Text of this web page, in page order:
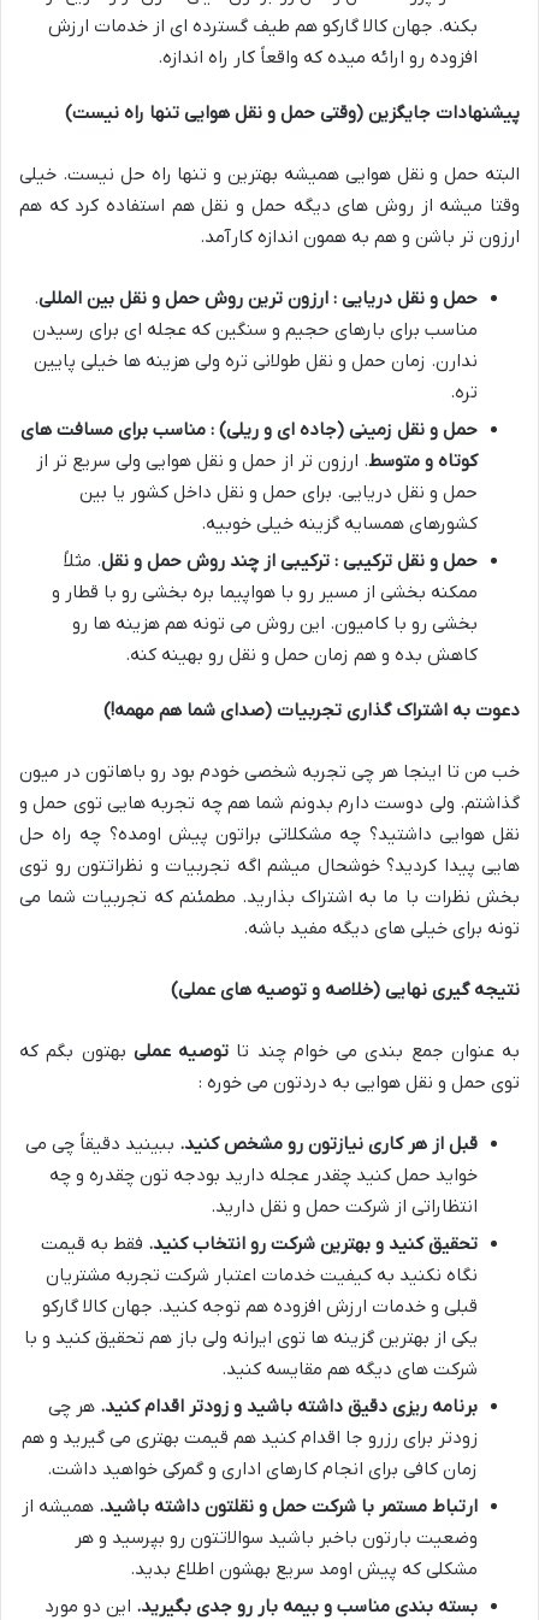
بکنه. جهان کالا گارکو هم طیف گسترده ای از خدمات ارزش
افزوده رو ارائه میده که واقعاً کار راه اندازه.
پیشنهادات جایگزین (وقتی حمل و نقل هوایی تنها راه نیست)
البته حمل و نقل هوایی همیشه بهترین و تنها راه حل نیست. خیلی
وقتا میشه از روش های دیگه حمل و نقل هم استفاده کرد که هم
ارزون تر باشن و هم به همون اندازه کارآمد.
حمل و نقل دریایی : ارزون ترین روش حمل و نقل بین المللی.
مناسب برای بارهای حجیم و سنگین که عجله ای برای رسیدن
ندارن. زمان حمل و نقل طولانی تره ولی هزینه ها خیلی پایین
تره.
حمل و نقل زمینی (جاده ای و ریلی) : مناسب برای مسافت های
کوتاه و متوسط. ارزون تر از حمل و نقل هوایی ولی سریع تر از
حمل و نقل دریایی. برای حمل و نقل داخل کشور یا بین
کشورهای همسایه گزینه خیلی خوبیه.
حمل و نقل ترکیبی : ترکیبی از چند روش حمل و نقل. مثلاً
ممکنه بخشی از مسیر رو با هواپیما بره بخشی رو با قطار و
بخشی رو با کامیون. این روش می تونه هم هزینه ها رو
کاهش بده و هم زمان حمل و نقل رو بهینه کنه.
دعوت به اشتراک گذاری تجربیات (صدای شما هم مهمه!)
خب من تا اینجا هر چی تجربه شخصی خودم بود رو باهاتون در میون
گذاشتم. ولی دوست دارم بدونم شما هم چه تجربه هایی توی حمل و
نقل هوایی داشتید؟ چه مشکلاتی براتون پیش اومده؟ چه راه حل
هایی پیدا کردید؟ خوشحال میشم اگه تجربیات و نظراتتون رو توی
بخش نظرات با ما به اشتراک بذارید. مطمئنم که تجربیات شما می
تونه برای خیلی های دیگه مفید باشه.
نتیجه گیری نهایی (خلاصه و توصیه های عملی)
به عنوان جمع بندی می خوام چند تا توصیه عملی بهتون بگم که
توی حمل و نقل هوایی به دردتون می خوره :
قبل از هر کاری نیازتون رو مشخص کنید. ببینید دقیقاً چی می
خواید حمل کنید چقدر عجله دارید بودجه تون چقدره و چه
انتظاراتی از شرکت حمل و نقل دارید.
تحقیق کنید و بهترین شرکت رو انتخاب کنید. فقط به قیمت
نگاه نکنید به کیفیت خدمات اعتبار شرکت تجربه مشتریان
قبلی و خدمات ارزش افزوده هم توجه کنید. جهان کالا گارکو
یکی از بهترین گزینه ها توی ایرانه ولی باز هم تحقیق کنید و با
شرکت های دیگه هم مقایسه کنید.
برنامه ریزی دقیق داشته باشید و زودتر اقدام کنید. هر چی
زودتر برای رزرو جا اقدام کنید هم قیمت بهتری می گیرید و هم
زمان کافی برای انجام کارهای اداری و گمرکی خواهید داشت.
ارتباط مستمر با شرکت حمل و نقلتون داشته باشید. همیشه از
وضعیت بارتون باخبر باشید سوالاتتون رو بپرسید و هر
مشکلی که پیش اومد سریع بهشون اطلاع بدید.
بسته بندی مناسب و بیمه بار رو جدی بگیرید. این دو مورد